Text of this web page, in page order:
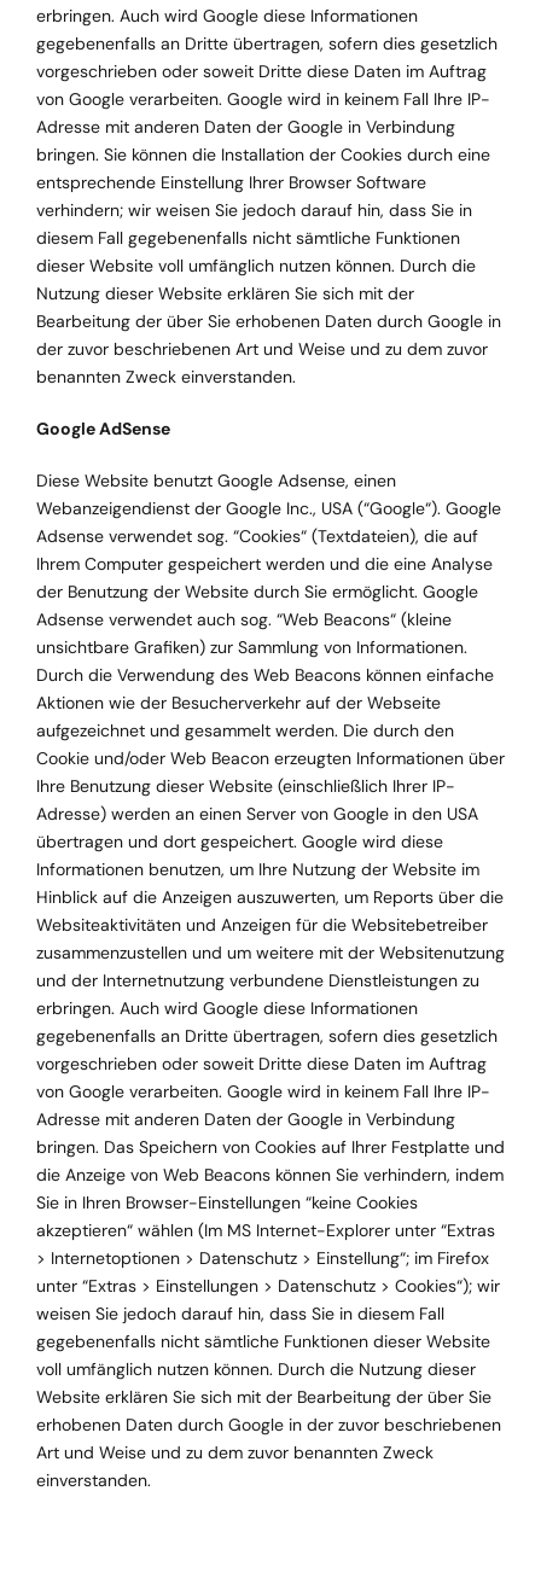
erbringen. Auch wird Google diese Informationen
gegebenenfalls an Dritte übertragen, sofern dies gesetzlich
vorgeschrieben oder soweit Dritte diese Daten im Auftrag
von Google verarbeiten. Google wird in keinem Fall Ihre IP-
Adresse mit anderen Daten der Google in Verbindung
bringen. Sie können die Installation der Cookies durch eine
entsprechende Einstellung Ihrer Browser Software
verhindern; wir weisen Sie jedoch darauf hin, dass Sie in
diesem Fall gegebenenfalls nicht sämtliche Funktionen
dieser Website voll umfänglich nutzen können. Durch die
Nutzung dieser Website erklären Sie sich mit der
Bearbeitung der über Sie erhobenen Daten durch Google in
der zuvor beschriebenen Art und Weise und zu dem zuvor
benannten Zweck einverstanden.
Google AdSense
Diese Website benutzt Google Adsense, einen
Webanzeigendienst der Google Inc., USA (“Google“). Google
Adsense verwendet sog. “Cookies“ (Textdateien), die auf
Ihrem Computer gespeichert werden und die eine Analyse
der Benutzung der Website durch Sie ermöglicht. Google
Adsense verwendet auch sog. “Web Beacons“ (kleine
unsichtbare Grafiken) zur Sammlung von Informationen.
Durch die Verwendung des Web Beacons können einfache
Aktionen wie der Besucherverkehr auf der Webseite
aufgezeichnet und gesammelt werden. Die durch den
Cookie und/oder Web Beacon erzeugten Informationen über
Ihre Benutzung dieser Website (einschließlich Ihrer IP-
Adresse) werden an einen Server von Google in den USA
übertragen und dort gespeichert. Google wird diese
Informationen benutzen, um Ihre Nutzung der Website im
Hinblick auf die Anzeigen auszuwerten, um Reports über die
Websiteaktivitäten und Anzeigen für die Websitebetreiber
zusammenzustellen und um weitere mit der Websitenutzung
und der Internetnutzung verbundene Dienstleistungen zu
erbringen. Auch wird Google diese Informationen
gegebenenfalls an Dritte übertragen, sofern dies gesetzlich
vorgeschrieben oder soweit Dritte diese Daten im Auftrag
von Google verarbeiten. Google wird in keinem Fall Ihre IP-
Adresse mit anderen Daten der Google in Verbindung
bringen. Das Speichern von Cookies auf Ihrer Festplatte und
die Anzeige von Web Beacons können Sie verhindern, indem
Sie in Ihren Browser-Einstellungen “keine Cookies
akzeptieren“ wählen (Im MS Internet-Explorer unter “Extras
> Internetoptionen > Datenschutz > Einstellung“; im Firefox
unter “Extras > Einstellungen > Datenschutz > Cookies“); wir
weisen Sie jedoch darauf hin, dass Sie in diesem Fall
gegebenenfalls nicht sämtliche Funktionen dieser Website
voll umfänglich nutzen können. Durch die Nutzung dieser
Website erklären Sie sich mit der Bearbeitung der über Sie
erhobenen Daten durch Google in der zuvor beschriebenen
Art und Weise und zu dem zuvor benannten Zweck
einverstanden.